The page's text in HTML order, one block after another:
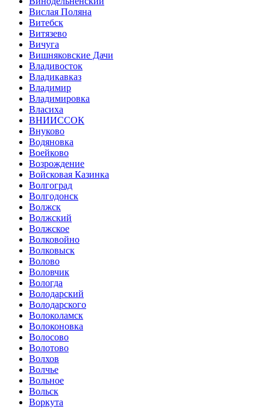
Вислая Поляна
Витебск
Витязево
Вичуга
Вишняковские Дачи
Владивосток
Владикавказ
Владимир
Владимировка
Власиха
ВНИИССОК
Внуково
Водяновка
Воейково
Возрождение
Войсковая Казинка
Волгоград
Волгодонск
Волжск
Волжский
Волжское
Волковойно
Волковыск
Волово
Воловчик
Вологда
Володарский
Володарского
Волоколамск
Волоконовка
Волосово
Волотово
Волхов
Волчье
Вольное
Вольск
Воркута